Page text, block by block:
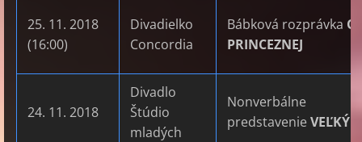
25. 11. 2018
(16:00)
Divadielko
Concordia
Bábková rozprávka O
PRINCEZNEJ
24. 11. 2018
Divadlo
Štúdio
mladých
Nonverbálne
predstavenieVEĽKÝ